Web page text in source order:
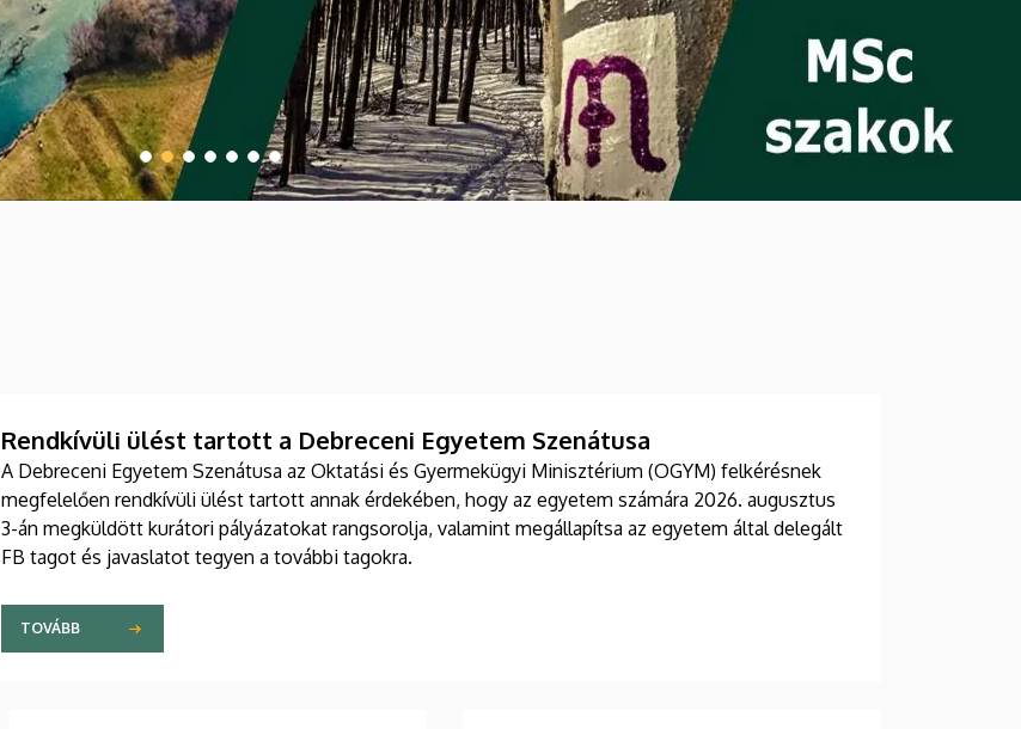
Rendkívüli ülést tartott a Debreceni Egyetem Szenátusa
A Debreceni Egyetem Szenátusa az Oktatási és Gyermekügyi Minisztérium (OGYM) felkérésnek
megfelelően rendkívüli ülést tartott annak érdekében, hogy az egyetem számára 2026. augusztus
3-án megküldött kurátori pályázatokat rangsorolja, valamint megállapítsa az egyetem által delegált
FB tagot és javaslatot tegyen a további tagokra.
TOVÁBB